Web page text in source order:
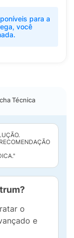
para a
você
Técnica
o
e